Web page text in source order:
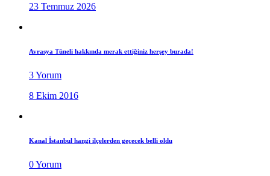
23 Temmuz 2026
Avrasya Tüneli hakkında merak ettiğiniz herşey burada!
3 Yorum
8 Ekim 2016
Kanal İstanbul hangi ilçelerden geçecek belli oldu
0 Yorum